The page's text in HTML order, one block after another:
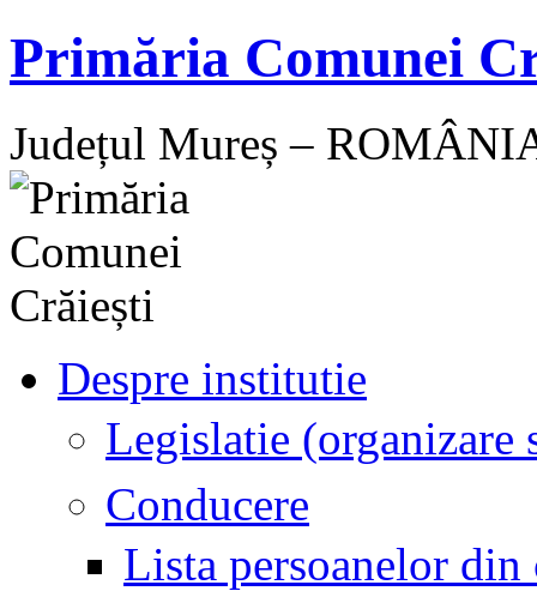
Sari
conținut
Primăria Comunei
Județul Mureș –
Despre institutie
Legislatie
Conducere
Lista persoanelor din